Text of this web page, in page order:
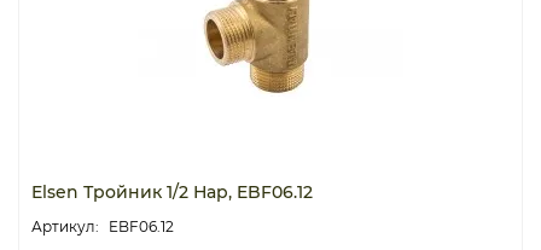
Elsen Тройник 1/2 Нар, EBF06.12
EBF06.12